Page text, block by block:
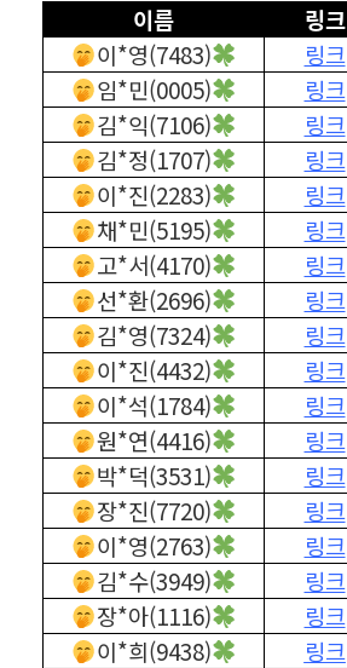
이름 링크
이*영(7483) 링크
임*민(0005)
링크
김*익(7106)
링크
김*정(1707)
링크
이*진(2283)
링크
채*민(5195)
링크
고*서(4170)
링크
선*환(2696)
링크
김*영(7324)
링크
이*진(4432)
링크
이*석(1784)
링크
원*연(4416)
링크
박*덕(3531)
링크
장*진(7720)
링크
이*영(2763)
링크
김*수(3949)
링크
장*아(1116)
링크
이*희(9438)
링크